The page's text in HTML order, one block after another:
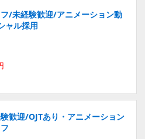
/未経験歓迎/アニメーション動
ャル採用
歓迎/OJTあり・アニメーション